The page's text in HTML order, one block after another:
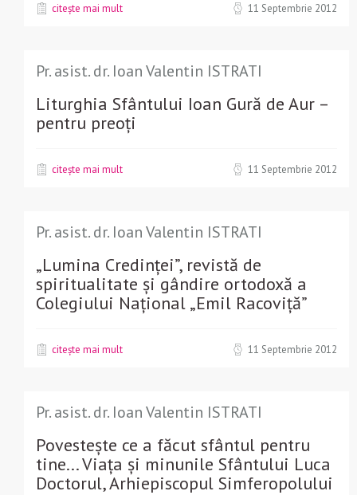
citește mai mult 11 Septembrie 2012
Pr. asist. dr. Ioan Valentin ISTRATI
Liturghia Sfântului Ioan Gură de Aur –
pentru preoți
citește mai mult 11 Septembrie 2012
Pr. asist. dr. Ioan Valentin ISTRATI
„Lumina Credinței”, revistă de
spiritualitate și gândire ortodoxă a
Colegiului Național „Emil Racoviță”
citește mai mult 11 Septembrie 2012
Pr. asist. dr. Ioan Valentin ISTRATI
Povestește ce a făcut sfântul pentru
tine... Viața și minunile Sfântului Luca
Doctorul, Arhiepiscopul Simferopolului